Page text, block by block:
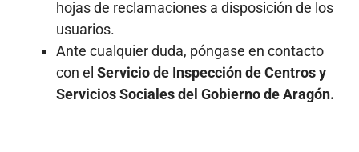
hojas de reclamaciones a disposición de los
usuarios.
Ante cualquier duda, póngase en contacto
con el Servicio de Inspección de Centros y
Servicios Sociales del Gobierno de Aragón.